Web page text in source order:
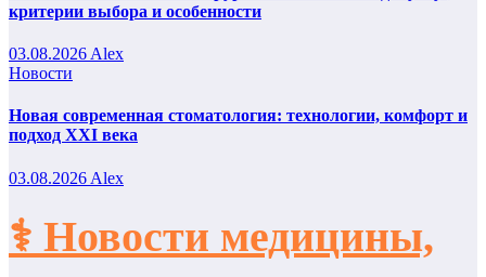
критерии выбора и особенности
03.08.2026 Alex
Новости
Новая современная стоматология: технологии, комфорт и
подход XXI века
03.08.2026 Alex
⚕️ Новости медицины,